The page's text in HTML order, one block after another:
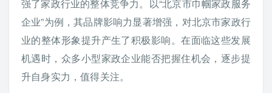
强了家政行业的整体竞争力。以“北京市巾帼家政服务
企业”为例，其品牌影响力显著增强，对北京市家政行
业的整体形象提升产生了积极影响。在面临这些发展
机遇时，众多小型家政企业能否把握住机会，逐步提
升自身实力，值得关注。